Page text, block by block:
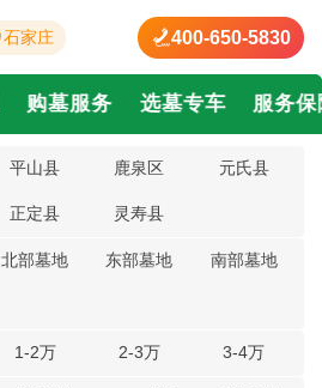
石家庄 400-650-5830
购墓服务 选墓专车 服务保
平山县 鹿泉区 元氏县
正定县 灵寿县
北部墓地 东部墓地 南部墓地
1-2万 2-3万 3-4万